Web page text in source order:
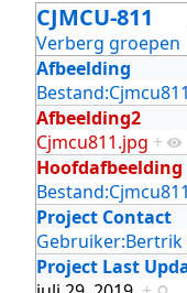
CJMCU-811
Verberg groepen
Afbeelding
Afbeelding2
Cjmcu811.jpg +
Hoofdafbeelding
Project Contact
Gebruiker:Bertrik
Project Last